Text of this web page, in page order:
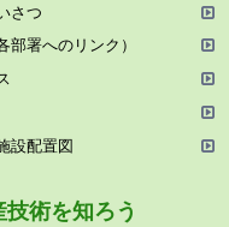
さつ
部署へのリンク）
設配置図
技術を知ろう